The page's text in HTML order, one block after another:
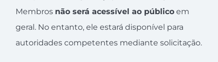
Membros não será acessível ao público em
geral. No entanto, ele estará disponível para
autoridades competentes mediante solicitação.